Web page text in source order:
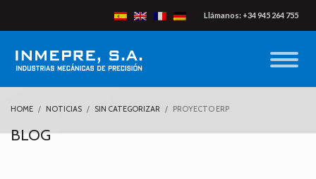
Llámanos: +34 945 264 755
HOME NOTICIAS SIN CATEGORIZAR PROYECTO ERP
BLOG